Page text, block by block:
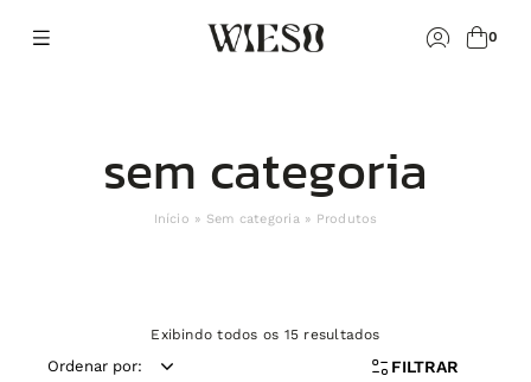
0
sem categoria
Início » Sem categoria» Produtos
FILTRAR
Exibindo todos os 15 resultados